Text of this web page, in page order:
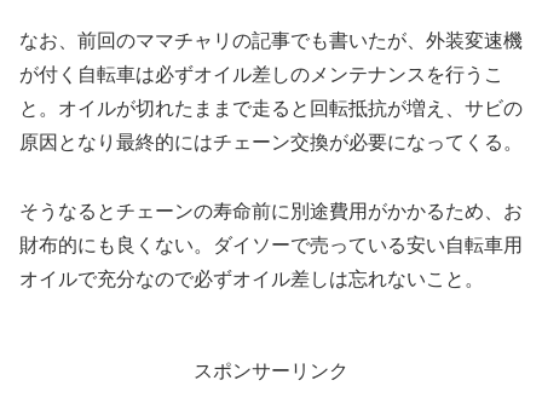
なお、前回のママチャリの記事でも書いたが、外装変速機
が付く自転車は必ずオイル差しのメンテナンスを行うこ
と。オイルが切れたままで走ると回転抵抗が増え、サビの
原因となり最終的にはチェーン交換が必要になってくる。
そうなるとチェーンの寿命前に別途費用がかかるため、お
財布的にも良くない。ダイソーで売っている安い自転車用
オイルで充分なので必ずオイル差しは忘れないこと。
スポンサーリンク